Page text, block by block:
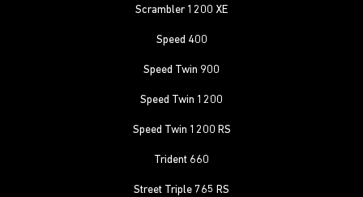
Scrambler 1200 XE
Speed 400
Speed Twin 900
Speed Twin 1200
Speed Twin 1200 RS
Trident 660
Street Triple 765 RS